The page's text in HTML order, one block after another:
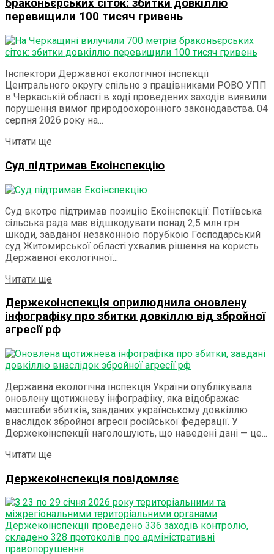
браконьєрських сіток: збитки довкіллю
перевищили 100 тисяч гривень
Інспектори Державної екологічної інспекції
Центрального округу спільно з працівниками РОВО УПП
в Черкаській області в ході проведених заходів виявили
порушення вимог природоохоронного законодавства. 04
серпня 2026 року на...
Читати ще
Суд підтримав Екоінспекцію
Суд вкотре підтримав позицію Екоінспекції: Потіївська
сільська рада має відшкодувати понад 2,5 млн грн
шкоди, завданої незаконною порубкою Господарський
суд Житомирської області ухвалив рішення на користь
Державної екологічної...
Читати ще
Держекоінспекція оприлюднила оновлену
інфографіку про збитки довкіллю від збройної
агресії рф
Державна екологічна інспекція України опублікувала
оновлену щотижневу інфографіку, яка відображає
масштаби збитків, завданих українському довкіллю
внаслідок збройної агресії російської федерації. У
Держекоінспекції наголошують, що наведені дані — це...
Читати ще
Держекоінспекція повідомляє